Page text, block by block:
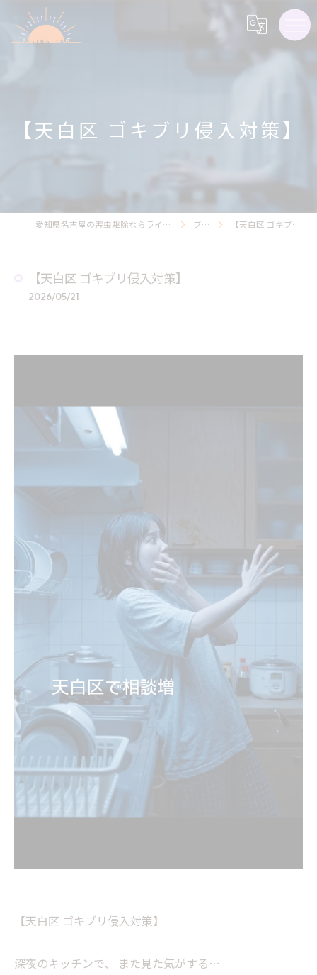
【天白区 ゴキブリ侵入対策】
愛知県名古屋の害虫駆除ならライジング・サン害虫駆除 ブログ 【天白区 ゴキブリ侵入対策】
【天白区 ゴキブリ侵入対策】
2026/05/21
【天白区 ゴキブリ侵入対策】
深夜のキッチンで、 また見た気がする…